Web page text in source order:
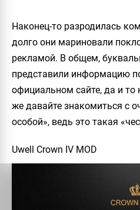
Наконец-то разродилась
долго они мариновали
рекламой. В общем,
представили информацию
официальном сайте, да и то
же давайте знакомиться с
особой», ведь это такая
Uwell Crown IV MOD